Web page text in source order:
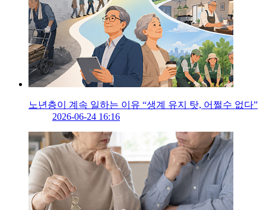
노년층이 계속 일하는 이유 “생계 유지 탓, 어쩔수 없다”
2026-06-24 16:16